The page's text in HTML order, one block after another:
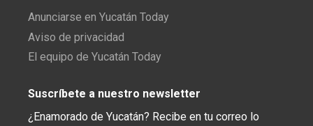
Anunciarse en Yucatán Today
Aviso de privacidad
El equipo de Yucatán Today
Suscríbete a nuestro newsletter
¿Enamorado de Yucatán? Recibe en tu correo lo